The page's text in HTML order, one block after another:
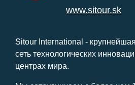
www.sitour.sk
Sitour International -
сеть технологических
центрах мира.